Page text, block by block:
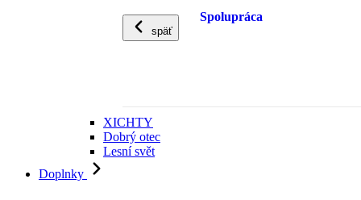
späť
Spolupráca
XICHTY
Dobrý otec
Lesní svět
Doplnky